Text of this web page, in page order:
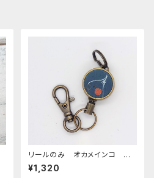
リールのみ オカメインコ 横
顔 モノトーン ネイビー お
かめいんこ
¥1,320